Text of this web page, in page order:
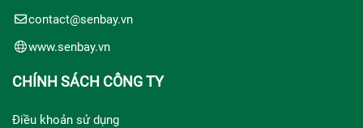
contact@senbay.vn
www.senbay.vn
CHÍNH SÁCH CÔNG TY
Điều khoản sử dụng